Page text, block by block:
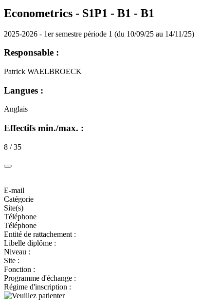
Econometrics - S1P1 - B1 - B1
2025-2026 - 1er semestre période 1 (du 10/09/25 au 14/11/25)
Responsable :
Patrick WAELBROECK
Langues :
Anglais
Effectifs min./max. :
8 / 35
E-mail
Catégorie
Site(s)
Téléphone
Téléphone
Entité de rattachement :
Libelle diplôme :
Niveau :
Site :
Fonction :
Programme d'échange :
Régime d'inscription :